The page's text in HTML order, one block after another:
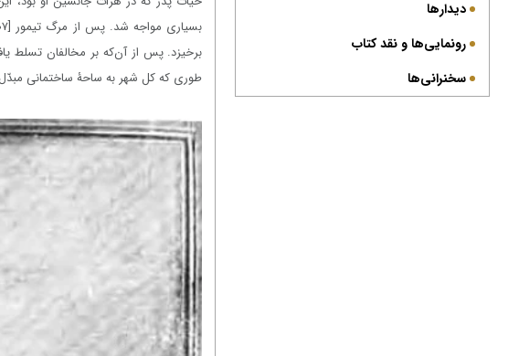
برخیزد. پس از آن‌که بر مخالفان تسلط
طوری که کل شهر به ساحۀ ساختمانی
دیدارها
رونمایی‌ها و نقد کتاب
سخنرانی‌ها